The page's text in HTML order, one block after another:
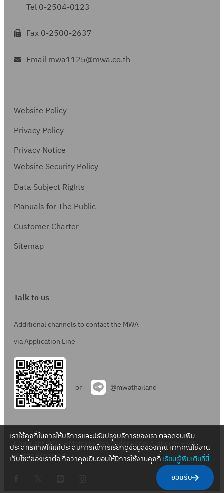
Tel 0-2504-0123
Fax 0-2500-2637
Email mwa1125@mwa.co.th
Website Policy
Privacy Policy
Privacy Notice
Website Security Policy
Data Subject Rights
Manuals for The Public
Customer Charter
Sitemap
Talk to us
Additional channels to contact the MWA
via Application Line
or @mwathailand
Copyright 2022 – Metropolitan Waterworks Authority – All
Rights Reserved.
เราใช้คุกกี้ในการให้บริการและปรับปรุงบริการของเรา ตลอดจนเพิ่ม
ประสิทธิภาพให้แก่ประสบการณ์การเรียกดูข้อมูลของคุณ หากคุณใช้งาน
เว็บไซต์ของเราต่อ ถือว่าคุณยินยอมให้มีการใช้งานคุกกี้เรียนรู้เพิ่มเติมที่นี่
ยอมรับ